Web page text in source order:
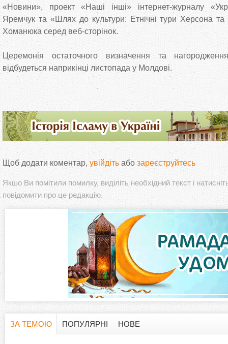
«Новини», проект «Наші інші» інтернет-журналу
Яремчук та «Шлях до культури: Етнічні тури Херсона
Хоманюка серед веб-сторінок.
Церемонія остаточного визначення та
відбудеться наприкінці листопада у Молдові.
Щоб додати коментар, увійдіть або зареєструйтесь
Якшо Ви помітили помилку, виділіть необхідний текст і
повідомити про це редакцію.
ЗА ТЕМОЮ
ПОПУЛЯРНІ НОВЕ